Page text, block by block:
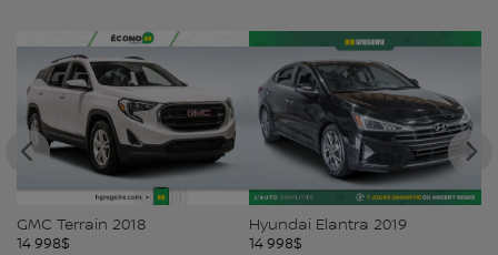
GMC Terrain 2018
14 998$
Hyundai Elantra 2019
14 998$